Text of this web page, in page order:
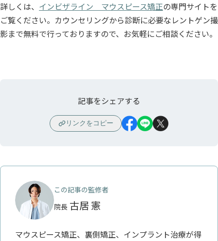
詳しくは、 インビザライン マウスピース矯正の専門サイトを
ご覧ください。カウンセリングから診断に必要なレントゲン撮
影まで無料で行っておりますので、お気軽にご相談ください。
記事をシェアする
リンクをコピー
この記事の監修者
院長 古居 憲
マウスピース矯正、裏側矯正、インプラント治療が得